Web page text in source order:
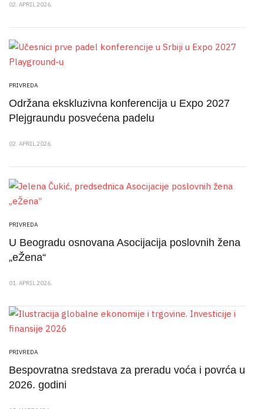
02. APRIL 2026.
PRIVREDA
Održana ekskluzivna konferencija u Expo 2027
Plejgraundu posvećena padelu
02. APRIL 2026.
PRIVREDA
U Beogradu osnovana Asocijacija poslovnih žena
„eŽena“
01. APRIL 2026.
PRIVREDA
Bespovratna sredstava za preradu voća i povrća u
2026. godini